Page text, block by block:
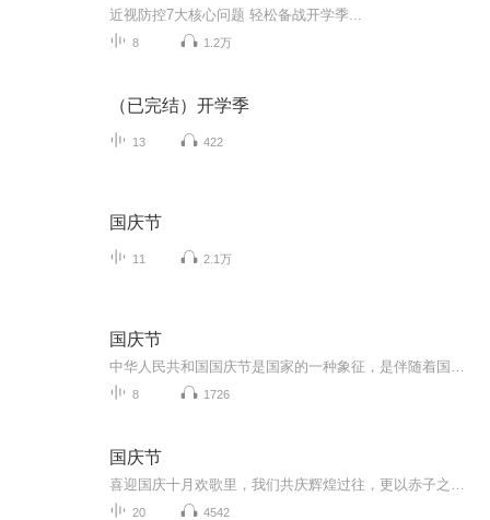
近视防控7大核心问题 轻松备战开学季...
8 1.2万
（已完结）开学季
13 422
国庆节
11 2.1万
国庆节
8 1726
国庆节
20 4542